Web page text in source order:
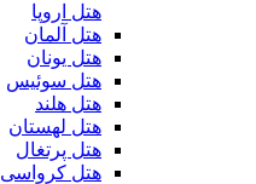
هتل اروپا
هتل آلمان
هتل یونان
هتل سوئیس
هتل هلند
هتل لهستان
هتل پرتغال
هتل کرواسی